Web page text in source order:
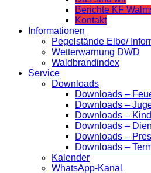
Berichte KF
Kontakt
Informationen
Pegelstände Elbe/
Wetterwarnung DWD
Waldbrandindex
Service
Downloads
Downloads –
Downloads –
Downloads –
Downloads –
Downloads –
Downloads –
Kalender
WhatsApp-Kanal